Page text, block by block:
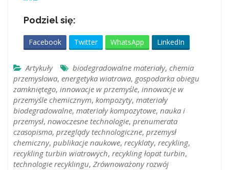
Podziel się:
Facebook Twitter WhatsApp LinkedIn
Artykuły biodegradowalne materiały, chemia
przemysłowa, energetyka wiatrowa, gospodarka obiegu
zamkniętego, innowacje w przemyśle, innowacje w
przemyśle chemicznym, kompozyty, materiały
biodegradowalne, materiały kompozytowe, nauka i
przemysł, nowoczesne technologie, prenumerata
czasopisma, przeglądy technologiczne, przemysł
chemiczny, publikacje naukowe, recyklaty, recykling,
recykling turbin wiatrowych, recykling łopat turbin,
technologie recyklingu, Zrównoważony rozwój